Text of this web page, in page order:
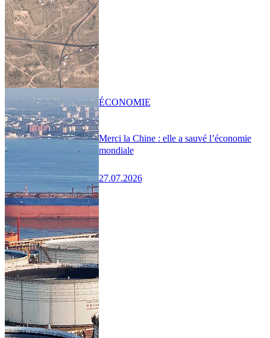
Merci la Chine : elle a sauvé l’économie
mondiale
27.07.2026
ÉCONOMIE